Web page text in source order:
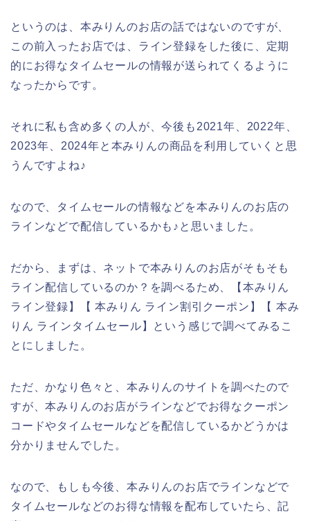
というのは、本みりんのお店の話ではないのですが、
この前入ったお店では、ライン登録をした後に、定期
的にお得なタイムセールの情報が送られてくるように
なったからです。
それに私も含め多くの人が、今後も2021年、2022年、
2023年、2024年と本みりんの商品を利用していくと思
うんですよね♪
なので、タイムセールの情報などを本みりんのお店の
ラインなどで配信しているかも♪と思いました。
だから、まずは、ネットで本みりんのお店がそもそも
ライン配信しているのか？を調べるため、【本みりん
ライン登録】【 本みりん ライン割引クーポン】【 本み
りん ラインタイムセール】という感じで調べてみるこ
とにしました。
ただ、かなり色々と、本みりんのサイトを調べたので
すが、本みりんのお店がラインなどでお得なクーポン
コードやタイムセールなどを配信しているかどうかは
分かりませんでした。
なので、もしも今後、本みりんのお店でラインなどで
タイムセールなどのお得な情報を配布していたら、記